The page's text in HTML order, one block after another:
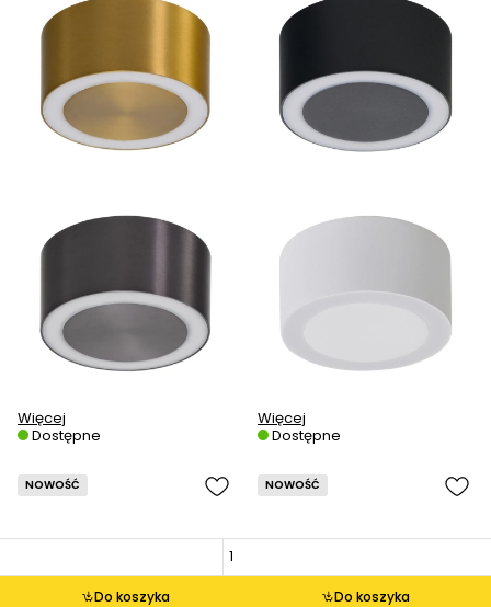
Więcej
Dostępne
Więcej
Dostępne
Do koszyka
NOWOŚĆ
Do koszyka
NOWOŚĆ